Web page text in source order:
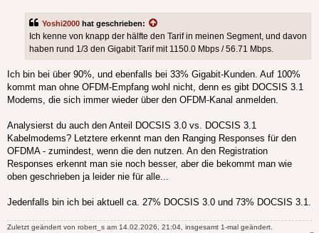
Yoshi2000 hat geschrieben:
Ich kenne von knapp der hälfte den Tarif in meinen Segment, und davon
haben rund 1/3 den Gigabit Tarif mit 1150.0 Mbps / 56.71 Mbps.
Ich bin bei über 90%, und ebenfalls bei 33% Gigabit-Kunden. Auf 100%
kommt man ohne OFDM-Empfang wohl nicht, denn es gibt DOCSIS 3.1
Modems, die sich immer wieder über den OFDM-Kanal anmelden.
Analysierst du auch den Anteil DOCSIS 3.0 vs. DOCSIS 3.1
Kabelmodems? Letztere erkennt man den Ranging Responses für den
OFDMA - zumindest, wenn die den nutzen. An den Registration
Responses erkennt man sie noch besser, aber die bekommt man wie
oben geschrieben ja leider nie für alle...
Jedenfalls bin ich bei aktuell ca. 27% DOCSIS 3.0 und 73% DOCSIS 3.1.
Zuletzt geändert von robert_s am 14.02.2026, 21:04, insgesamt 1-mal geändert.